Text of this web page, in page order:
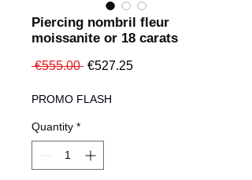
Piercing nombril fleur
moissanite or 18 carats
€555.00 Regular
€527.25Sale
PROMO FLASH
Quantity *